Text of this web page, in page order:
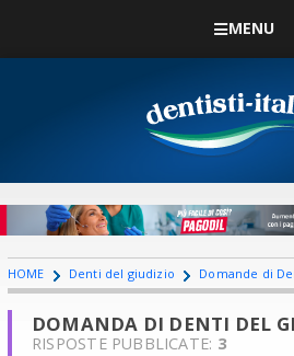
MENU
HOME Denti del giudizio Domande di
DOMANDA DI DENTI DEL
RISPOSTE PUBBLICATE: 3